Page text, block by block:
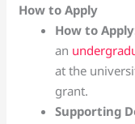
How to Apply
How to
an
at the
grant.
Supporting